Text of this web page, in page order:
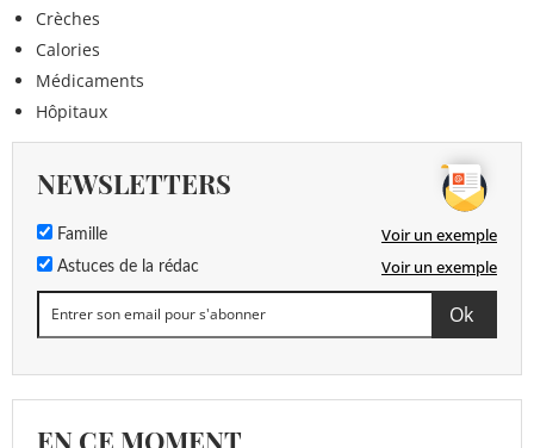
Crèches
Calories
Médicaments
Hôpitaux
NEWSLETTERS
Famille Voir un exemple
Astuces de la rédac Voir un exemple
EN CE MOMENT